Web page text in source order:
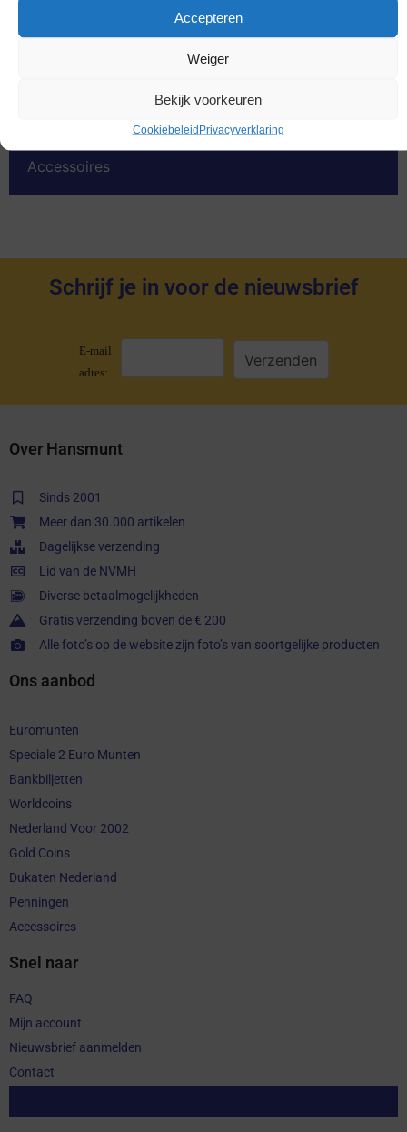
Accepteren
Weiger
Bekijk voorkeuren
CookiebeleidPrivacyverklaring
Nederland Voor 2002
Accessoires
Schrijf je in voor de nieuwsbrief
E-mail
adres:
Over Hansmunt
Sinds 2001
Meer dan 30.000 artikelen
Dagelijkse verzending
Lid van de NVMH
Diverse betaalmogelijkheden
Gratis verzending boven de € 200
Alle foto’s op de website zijn foto’s van soortgelijke producten
Ons aanbod
Euromunten
Speciale 2 Euro Munten
Bankbiljetten
Worldcoins
Nederland Voor 2002
Gold Coins
Dukaten Nederland
Penningen
Accessoires
Snel naar
FAQ
Mijn account
Nieuwsbrief aanmelden
Contact